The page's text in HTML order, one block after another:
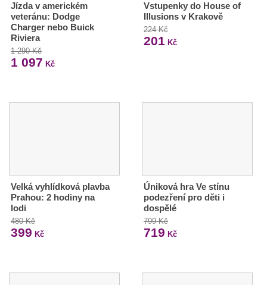
Jízda v americkém
veteránu: Dodge
Charger nebo Buick
Riviera
1 290 Kč
1 097 Kč
Vstupenky do House of
Illusions v Krakově
224 Kč
201 Kč
Velká vyhlídková plavba
Prahou: 2 hodiny na
lodi
480 Kč
399 Kč
Úniková hra Ve stínu
podezření pro děti i
dospělé
799 Kč
719 Kč